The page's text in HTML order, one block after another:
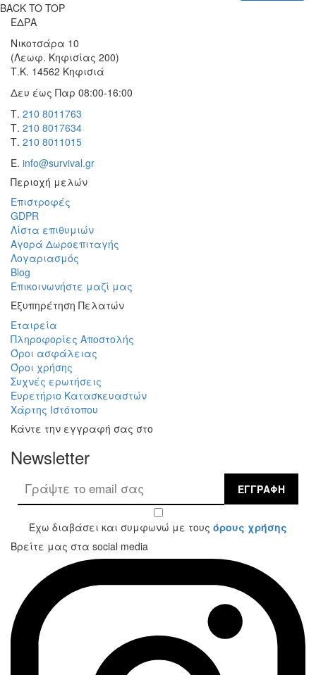
BACK TO TOP
ΕΔΡΑ
Νικοτσάρα 10
(Λεωφ. Κηφισίας 200)
Τ.Κ. 14562 Κηφισιά
Δευ έως Παρ 08:00-16:00
Τ. 210 8011763
Τ. 210 8017634
Τ. 210 8011015
Ε. info@survival.gr
Περιοχή μελών
Επιστροφές
GDPR
Λίστα επιθυμιών
Αγορά Δωροεπιταγής
Λογαριασμός
Blog
Επικοινωνήστε μαζί μας
Εξυπηρέτηση Πελατών
Εταιρεία
Πληροφορίες Αποστολής
Όροι ασφάλειας
Όροι χρήσης
Συχνές ερωτήσεις
Ευρετήριο Κατασκευαστών
Χάρτης Ιστότοπου
Κάντε την εγγραφή σας στο
Newsletter
ΕΓΓΡΑΦΉ
Έχω διαβάσει και συμφωνώ με τους όρους χρήσης
Βρείτε μας στα social media